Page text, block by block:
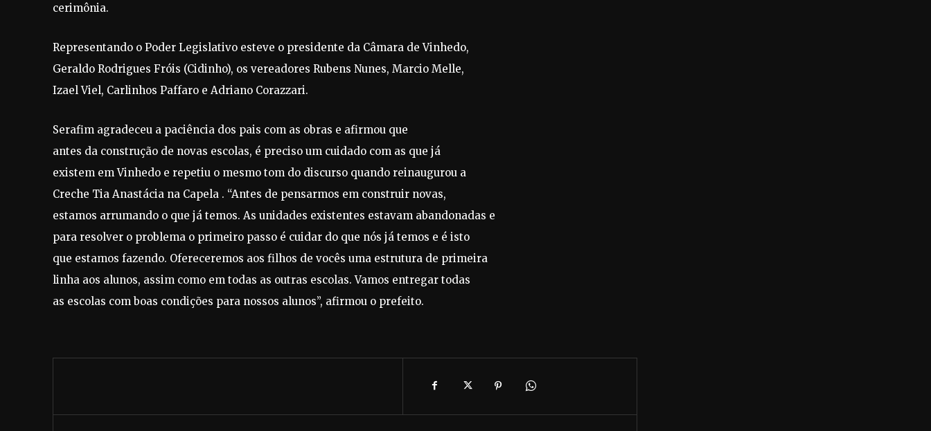
cerimônia.
Representando o Poder Legislativo esteve o presidente da Câmara de Vinhedo,
Geraldo Rodrigues Fróis (Cidinho), os vereadores Rubens Nunes, Marcio Melle,
Izael Viel, Carlinhos Paffaro e Adriano Corazzari.
Serafim agradeceu a paciência dos pais com as obras e afirmou que
antes da construção de novas escolas, é preciso um cuidado com as que já
existem em Vinhedo e repetiu o mesmo tom do discurso quando reinaugurou a
Creche Tia Anastácia na Capela . “Antes de pensarmos em construir novas,
estamos arrumando o que já temos. As unidades existentes estavam abandonadas e
para resolver o problema o primeiro passo é cuidar do que nós já temos e é isto
que estamos fazendo. Ofereceremos aos filhos de vocês uma estrutura de primeira
linha aos alunos, assim como em todas as outras escolas. Vamos entregar todas
as escolas com boas condições para nossos alunos”, afirmou o prefeito.